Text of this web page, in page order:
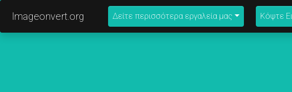
Imageonvert.org Δείτε περισσότερα εργαλεία μας Κόψτε